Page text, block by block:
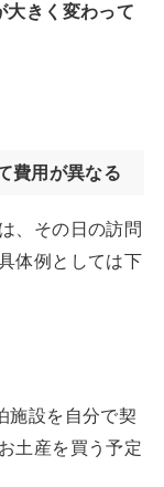
大きく変わって
費用が異なる
、その日の訪問
体例としては下
施設を自分で契
土産を買う予定